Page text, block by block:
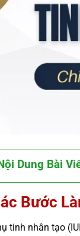
Dung Bài
Bước
tinh nhân tạo